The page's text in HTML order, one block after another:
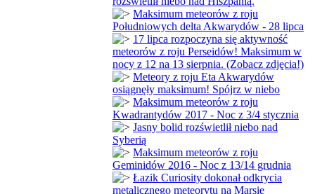
Maksimum meteorów z roju
Południowych delta Akwarydów - 28 lipca
17 lipca rozpoczyna się aktywność
meteorów z roju Perseidów! Maksimum w
nocy z 12 na 13 sierpnia. (Zobacz zdjęcia!)
Meteory z roju Eta Akwarydów
osiągnęły maksimum! Spójrz w niebo
Maksimum meteorów z roju
Kwadrantydów 2017 - Noc z 3/4 stycznia
Jasny bolid rozświetlił niebo nad
Syberią
Maksimum meteorów z roju
Geminidów 2016 - Noc z 13/14 grudnia
Łazik Curiosity dokonał odkrycia
metalicznego meteorytu na Marsie